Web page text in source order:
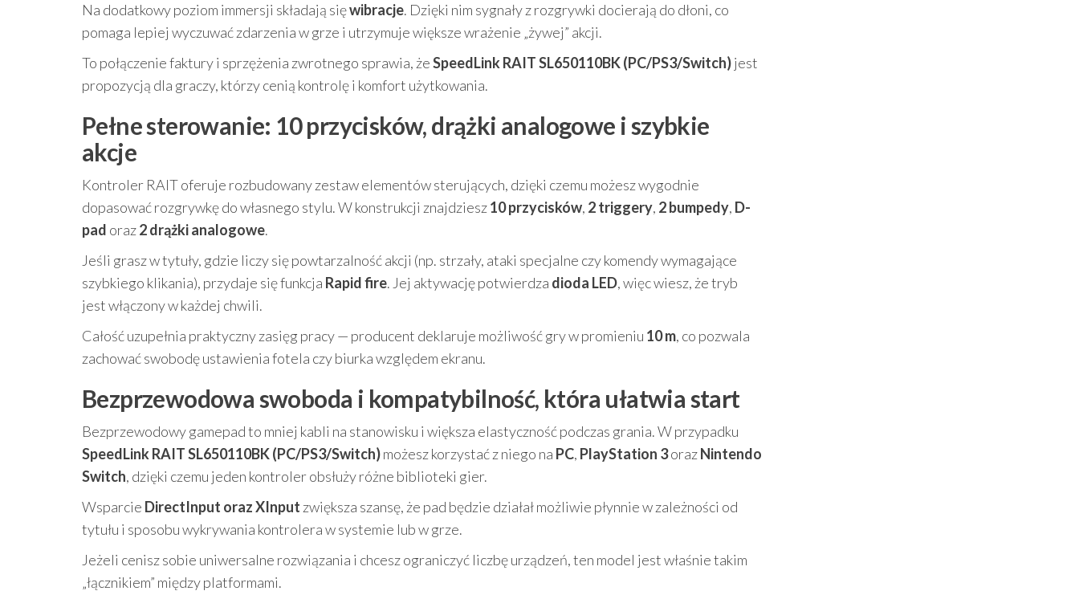
Na dodatkowy poziom immersji składają sięwibracje. Dzięki nim sygnały z rozgrywki docierają do dłoni, co
pomaga lepiej wyczuwać zdarzenia w grze i utrzymuje większe wrażenie „żywej” akcji.
To połączenie faktury i sprzężenia zwrotnego sprawia, żeSpeedLink RAIT SL650110BK (PC/PS3/Switch)jest
propozycją dla graczy, którzy cenią kontrolę i komfort użytkowania.
Pełne sterowanie: 10 przycisków, drążki analogowe i szybkie
akcje
Kontroler RAIT oferuje rozbudowany zestaw elementów sterujących, dzięki czemu możesz wygodnie
dopasować rozgrywkę do własnego stylu. W konstrukcji znajdziesz10 przycisków, 2 triggery, 2 bumpedy, D-
pad oraz2 drążki analogowe.
Jeśli grasz w tytuły, gdzie liczy się powtarzalność akcji (np. strzały, ataki specjalne czy komendy wymagające
szybkiego klikania), przydaje się funkcja Rapid fire. Jej aktywację potwierdza dioda LED, więc wiesz, że tryb
jest włączony w każdej chwili.
Całość uzupełnia praktyczny zasięg pracy — producent deklaruje możliwość gry w promieniu 10 m, co pozwala
zachować swobodę ustawienia fotela czy biurka względem ekranu.
Bezprzewodowa swoboda i kompatybilność, która ułatwia start
Bezprzewodowy gamepad to mniej kabli na stanowisku i większa elastyczność podczas grania. W przypadku
SpeedLink RAIT SL650110BK (PC/PS3/Switch)możesz korzystać z niego na PC, PlayStation 3orazNintendo
Switch, dzięki czemu jeden kontroler obsłuży różne biblioteki gier.
Wsparcie DirectInput oraz XInput zwiększa szansę, że pad będzie działał możliwie płynnie w zależności od
tytułu i sposobu wykrywania kontrolera w systemie lub w grze.
Jeżeli cenisz sobie uniwersalne rozwiązania i chcesz ograniczyć liczbę urządzeń, ten model jest właśnie takim
„łącznikiem” między platformami.